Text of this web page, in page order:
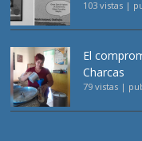
103 vistas |
El
Charcas
79 vistas |